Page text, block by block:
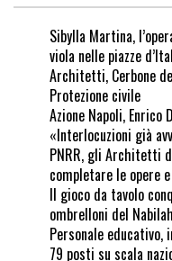
Sibylla Martina,
viola nelle piazze
Architetti, Cerbone
Protezione civile
Azione Napoli,
«Interlocuzioni già
PNRR, gli Architetti
completare le opere
Il gioco da tavolo
ombrelloni del
Personale
79 posti su scala